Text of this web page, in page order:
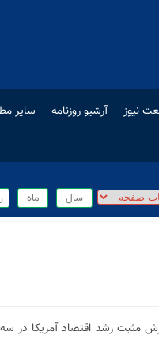
نیوز آرشیو روزنامه سایر
مثبت رشد اقتصاد آمریکا در